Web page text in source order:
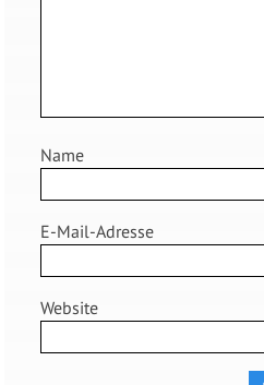
Name
E-Mail-Adresse
Website